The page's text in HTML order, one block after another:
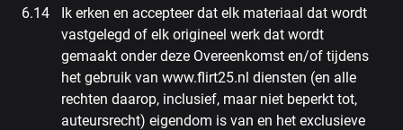
Ik erken en accepteer dat elk materiaal dat wordt
vastgelegd of elk origineel werk dat wordt
gemaakt onder deze Overeenkomst en/of tijdens
het gebruik van www.flirt25.nl diensten (en alle
rechten daarop, inclusief, maar niet beperkt tot,
auteursrecht) eigendom is van en het exclusieve